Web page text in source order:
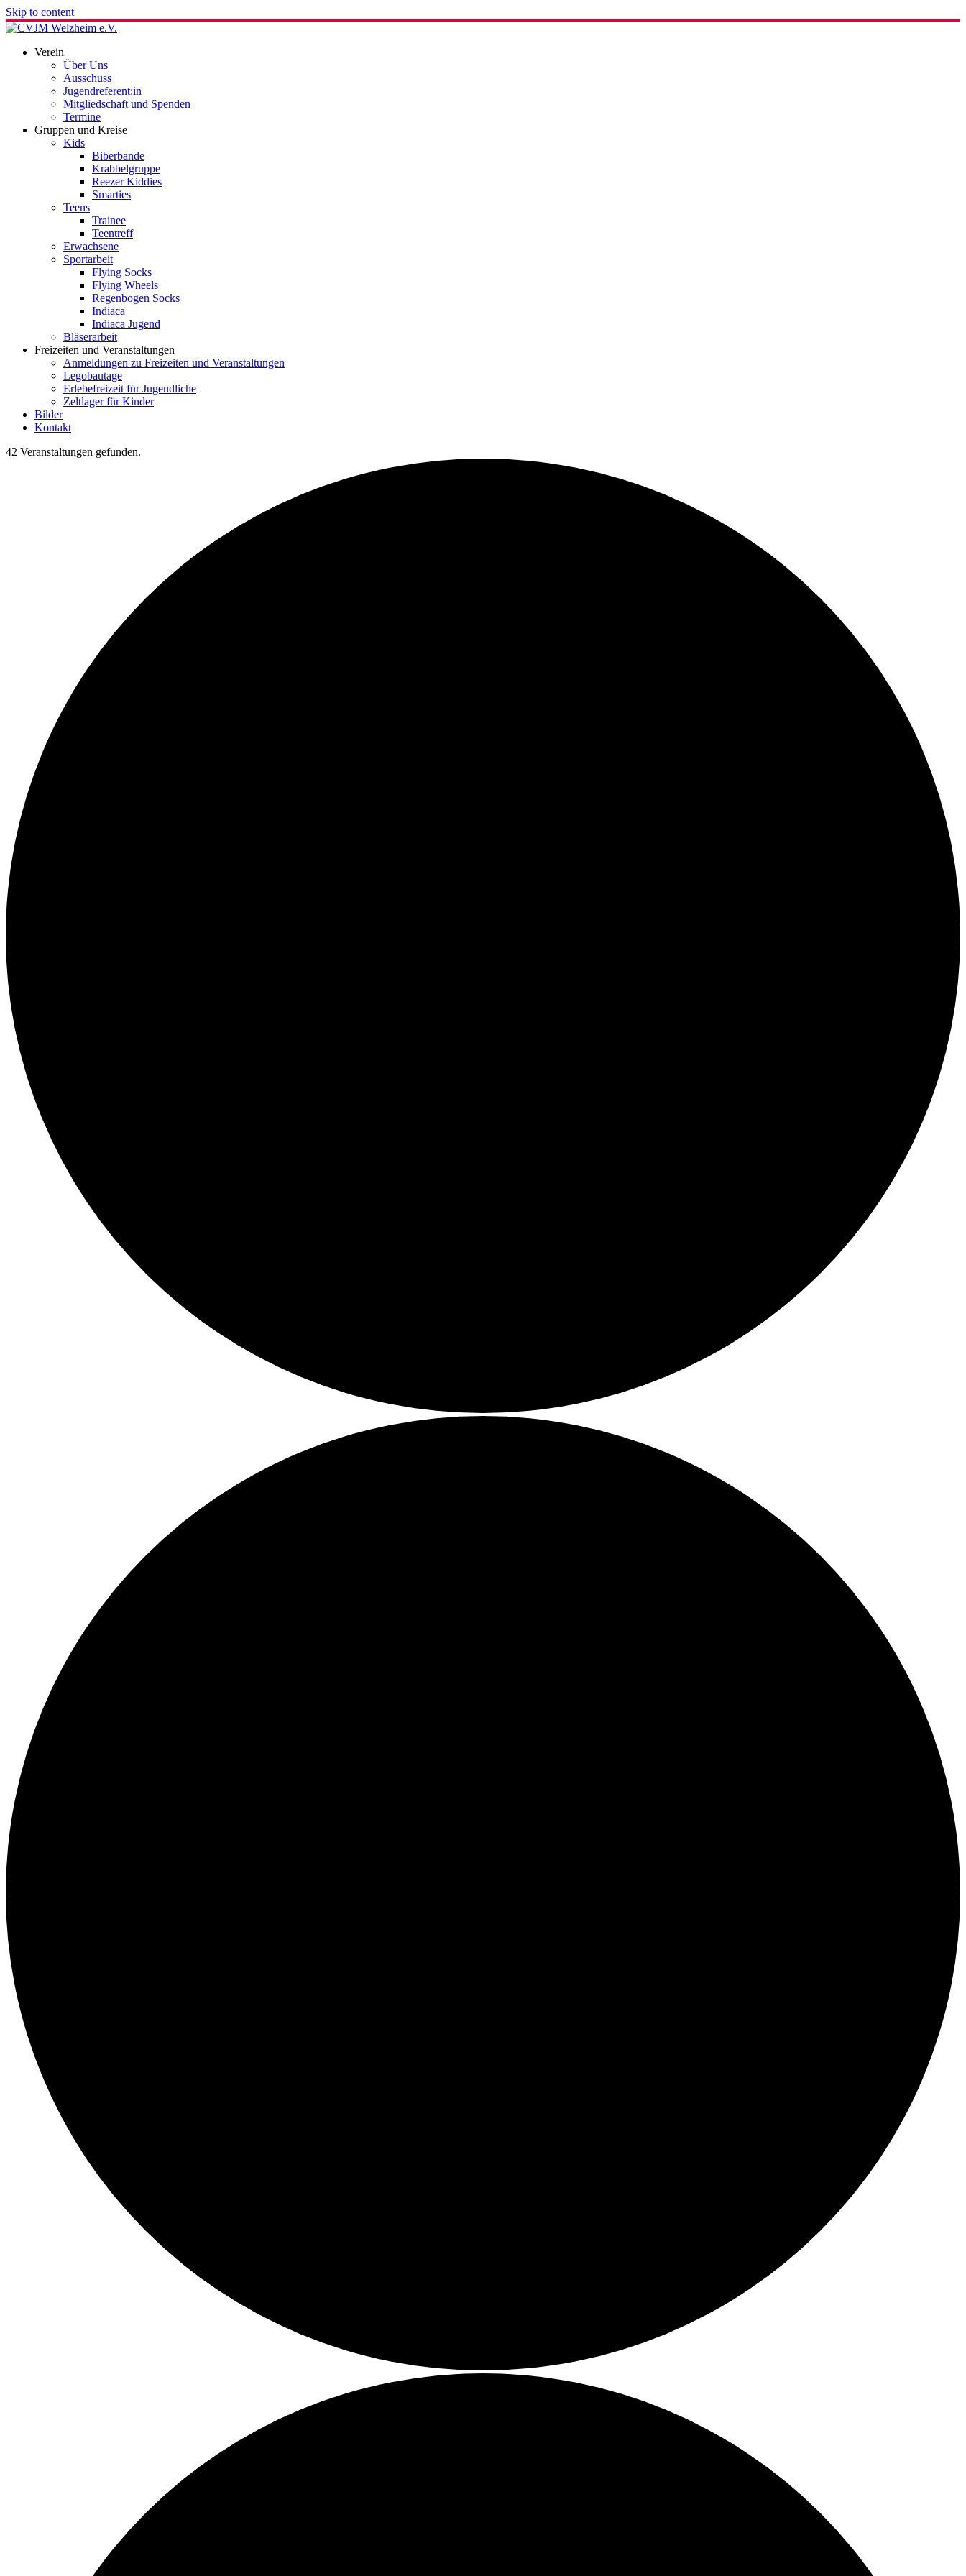
Skip to content
Verein
Über Uns
Ausschuss
Jugendreferent:in
Mitgliedschaft und Spenden
Termine
Gruppen und Kreise
Kids
Biberbande
Krabbelgruppe
Reezer Kiddies
Smarties
Teens
Trainee
Teentreff
Erwachsene
Sportarbeit
Flying Socks
Flying Wheels
Regenbogen Socks
Indiaca
Indiaca Jugend
Bläserarbeit
Freizeiten und Veranstaltungen
Anmeldungen zu Freizeiten und Veranstaltungen
Legobautage
Erlebefreizeit für Jugendliche
Zeltlager für Kinder
Bilder
Kontakt
42 Veranstaltungen gefunden.